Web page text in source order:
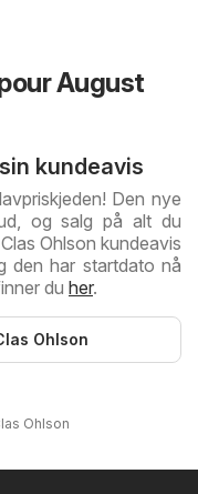
August
kundeavis
Den nye
og salg på alt du
Ohlson kundeavis
den har startdato nå
du her.
Ohlson
Ohlson